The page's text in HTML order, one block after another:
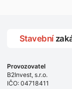
Stavební
Provozovatel
B2Invest, s.r.o.
IČO: 04718411